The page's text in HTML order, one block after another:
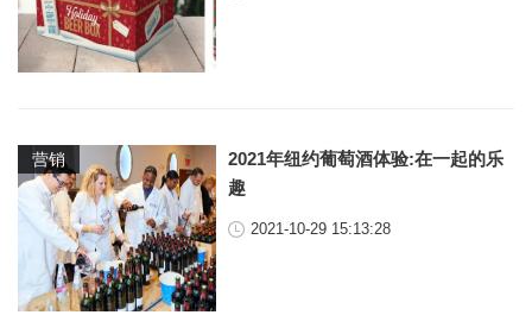
营销
2021年纽约葡萄酒体验:在一起的乐
趣
2021-10-29 15:13:28